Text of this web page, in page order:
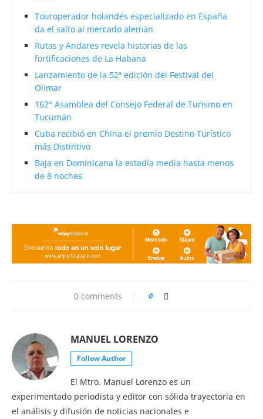
Touroperador holandés especializado en España
da el salto al mercado alemán
Rutas y Andares revela historias de las
fortificaciones de La Habana
Lanzamiento de la 52ª edición del Festival del
Olimar
162° Asamblea del Consejo Federal de Turismo en
Tucumán
Cuba recibió en China el premio Destino Turístico
más Distintivo
Baja en Dominicana la estadía media hasta menos
de 8 noches
0 comments 0
MANUEL LORENZO
Follow Author
El Mtro. Manuel Lorenzo es un
experimentado periodista y editor con sólida trayectoria en
el análisis y difusión de noticias nacionales e